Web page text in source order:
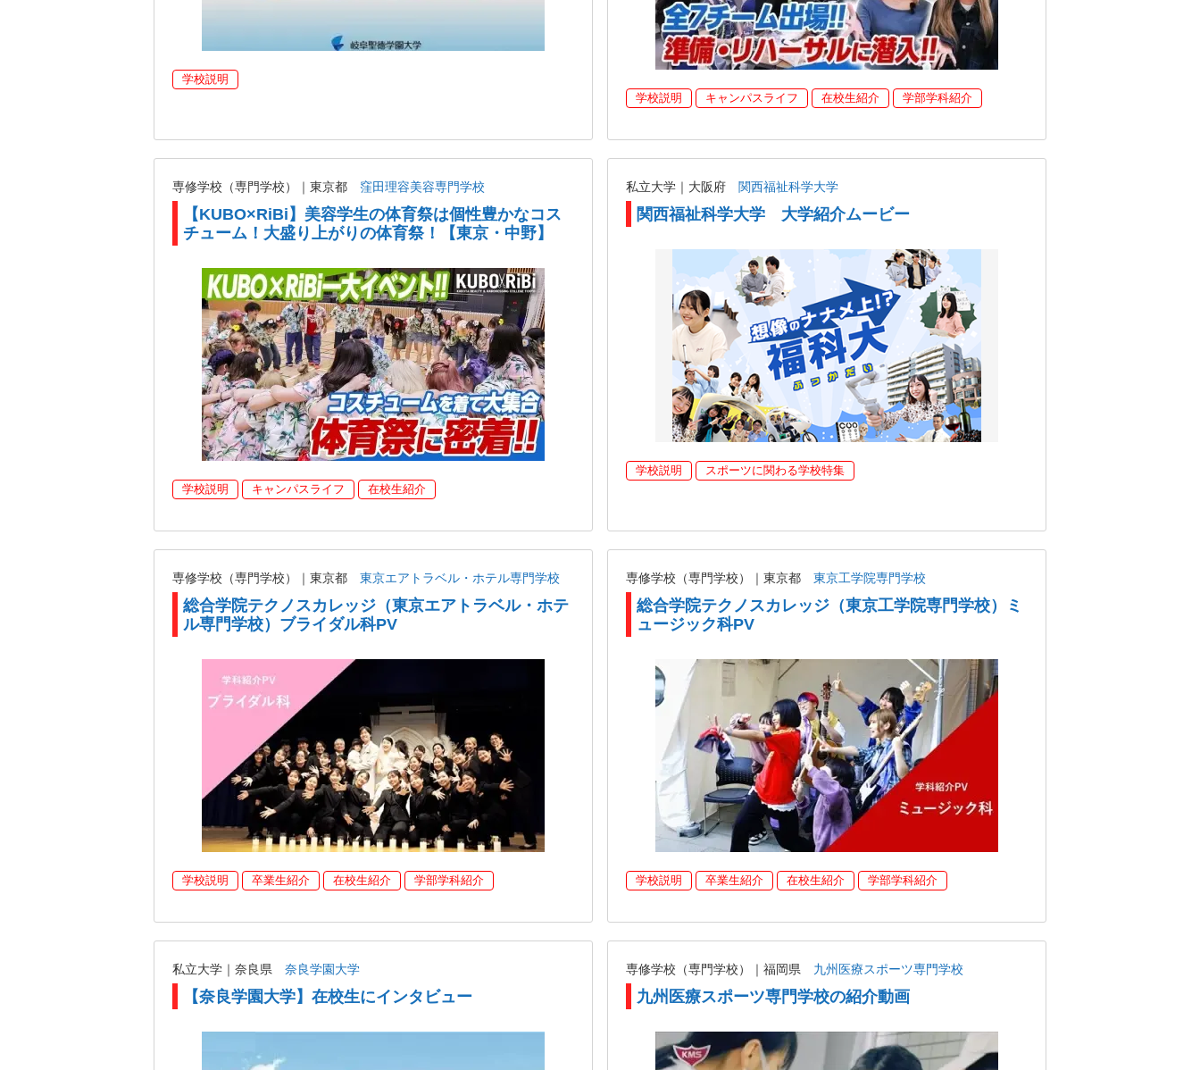
学校説明
学校説明 キャンパスライフ 在校生紹介 学部学科紹介
専修学校（専門学校）｜東京都 窪田理容美容専門学校
【KUBO×RiBi】美容学生の体育祭は個性豊かなコス
チューム！大盛り上がりの体育祭！【東京・中野】
学校説明 キャンパスライフ 在校生紹介
私立大学｜大阪府 関西福祉科学大学
関西福祉科学大学 大学紹介ムービー
学校説明 スポーツに関わる学校特集
専修学校（専門学校）｜東京都 東京エアトラベル・ホテル専門学校
総合学院テクノスカレッジ（東京エアトラベル・ホテ
ル専門学校）ブライダル科PV
学校説明 卒業生紹介 在校生紹介 学部学科紹介
専修学校（専門学校）｜東京都 東京工学院専門学校
総合学院テクノスカレッジ（東京工学院専門学校）ミ
ュージック科PV
学校説明 卒業生紹介 在校生紹介 学部学科紹介
私立大学｜奈良県 奈良学園大学
【奈良学園大学】在校生にインタビュー
専修学校（専門学校）｜福岡県 九州医療スポーツ専門学校
九州医療スポーツ専門学校の紹介動画